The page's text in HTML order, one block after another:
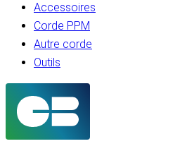
Accessoires
Corde PPM
Autre corde
Outils